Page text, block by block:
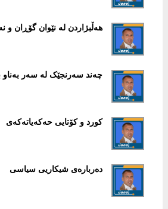
هەڵبژاردن لە نێوان گۆڕان و
چەند سەرنجێک لە سەر بەناو
کورد و کۆتایی حەکەیاتەکەی
دەربارەی شیکاریی سیاسی